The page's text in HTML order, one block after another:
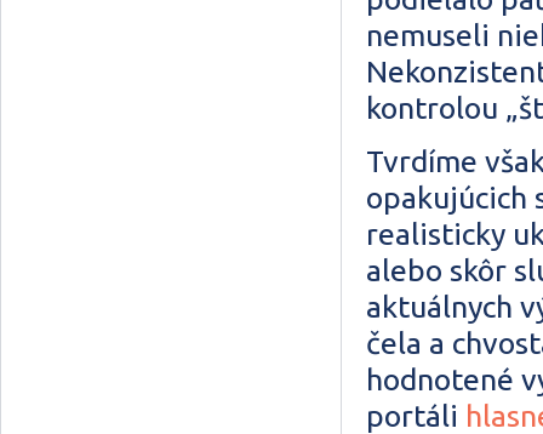
nemuseli
kontrolou
Tvrdíme
opakujúcich
realisticky
alebo skôr
aktuálnych
čela a
hodnotené
portáli